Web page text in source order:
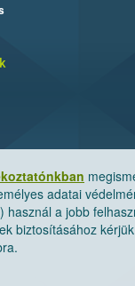
adatai
használ a jobb
biztosításához